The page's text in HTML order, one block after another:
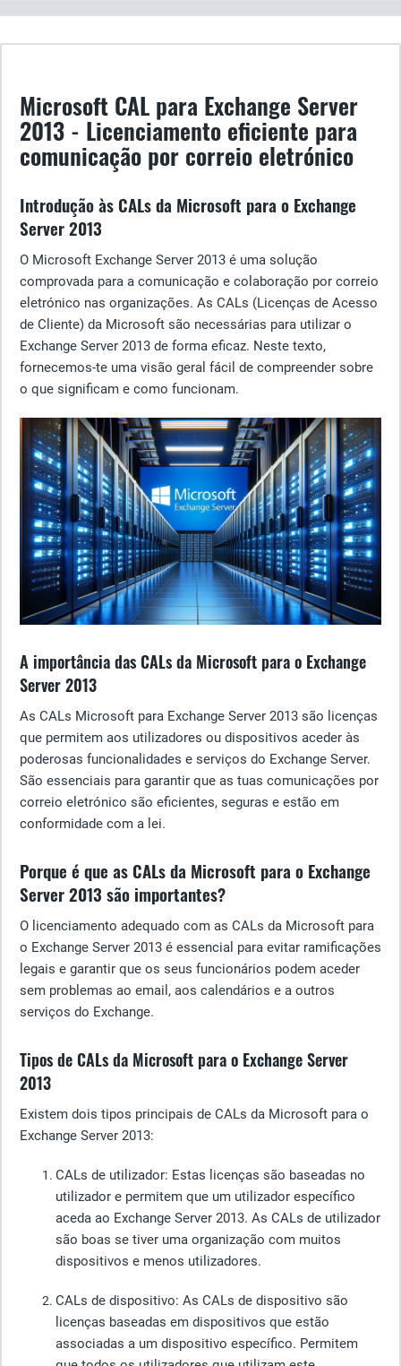
Microsoft CAL para Exchange Server
2013 - Licenciamento eficiente para
comunicação por correio eletrónico
Introdução às CALs da Microsoft para o Exchange
Server 2013
O Microsoft Exchange Server 2013 é uma solução
comprovada para a comunicação e colaboração por correio
eletrónico nas organizações. As CALs (Licenças de Acesso
de Cliente) da Microsoft são necessárias para utilizar o
Exchange Server 2013 de forma eficaz. Neste texto,
fornecemos-te uma visão geral fácil de compreender sobre
o que significam e como funcionam.
A importância das CALs da Microsoft para o Exchange
Server 2013
As CALs Microsoft para Exchange Server 2013 são licenças
que permitem aos utilizadores ou dispositivos aceder às
poderosas funcionalidades e serviços do Exchange Server.
São essenciais para garantir que as tuas comunicações por
correio eletrónico são eficientes, seguras e estão em
conformidade com a lei.
Porque é que as CALs da Microsoft para o Exchange
Server 2013 são importantes?
O licenciamento adequado com as CALs da Microsoft para
o Exchange Server 2013 é essencial para evitar ramificações
legais e garantir que os seus funcionários podem aceder
sem problemas ao email, aos calendários e a outros
serviços do Exchange.
Tipos de CALs da Microsoft para o Exchange Server
2013
Existem dois tipos principais de CALs da Microsoft para o
Exchange Server 2013:
CALs de utilizador: Estas licenças são baseadas no
utilizador e permitem que um utilizador específico
aceda ao Exchange Server 2013. As CALs de utilizador
são boas se tiver uma organização com muitos
dispositivos e menos utilizadores.
CALs de dispositivo: As CALs de dispositivo são
licenças baseadas em dispositivos que estão
associadas a um dispositivo específico. Permitem